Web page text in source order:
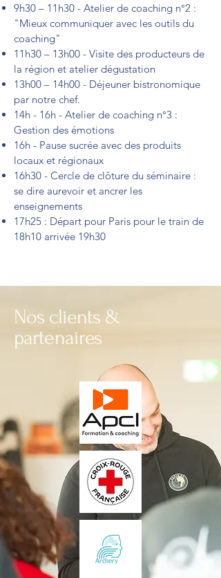
9h30 – 11h30 - Atelier de coaching n°2 :
"Mieux communiquer avec les outils du
coaching"
11h30 – 13h00 - Visite des producteurs de
la région et atelier dégustation
13h00 – 14h00 - Déjeuner bistronomique
par notre chef.
14h - 16h - Atelier de coaching n°3 :
Gestion des émotions
16h - Pause sucrée avec des produits
locaux et régionaux
16h30 - Cercle de clôture du séminaire :
se dire aurevoir et ancrer les
enseignements
17h25 : Départ pour Paris pour le train de
18h10 arrivée 19h30
Nos clients &
partenaires